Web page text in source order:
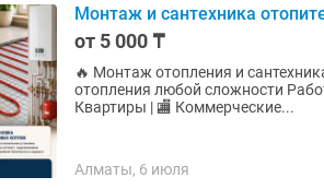
Монтаж и сантехника
от 5 000 ₸
🔥 Монтаж отопления и сантехника под ключ! ✔ Теплые полы ✔
отопления любой сложности Работаем быстро, качественно и с гарантией. 🏠 Дома | 🏢
Квартиры | 🏬 Коммерческие...
Алматы, 6 июля